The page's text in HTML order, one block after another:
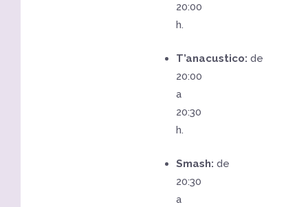
20:00
h.
T’anacustico: de
20:00
a
20:30
h.
Smash: de
20:30
a